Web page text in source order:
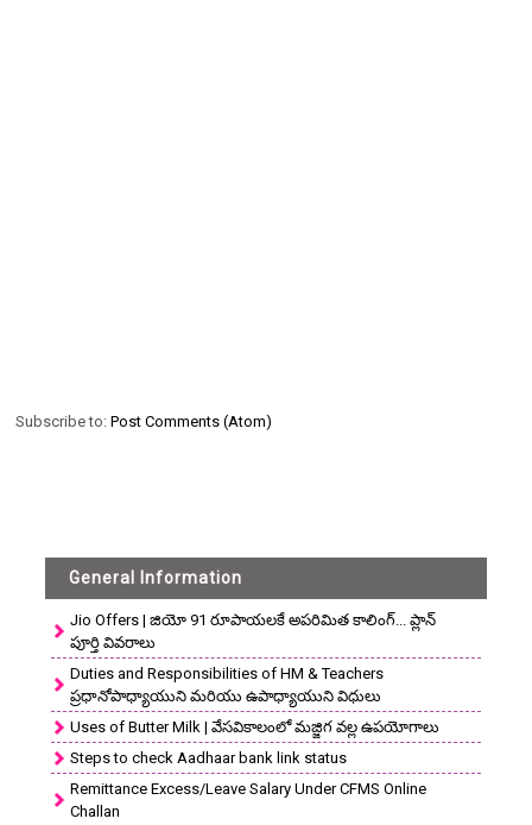
Subscribe to:Post Comments (Atom)
General Information
Jio Offers | జియో 91 రూపాయలకే అపరిమిత కాలింగ్... ప్లాన్
పూర్తి వివరాలు
Duties and Responsibilities of HM & Teachers
ప్రధానోపాధ్యాయుని మరియు ఉపాధ్యాయుని విధులు
Uses of Butter Milk | వేసవికాలంలో మజ్జిగ వల్ల ఉపయోగాలు
Steps to check Aadhaar bank link status
Remittance Excess/Leave Salary Under CFMS Online
Challan